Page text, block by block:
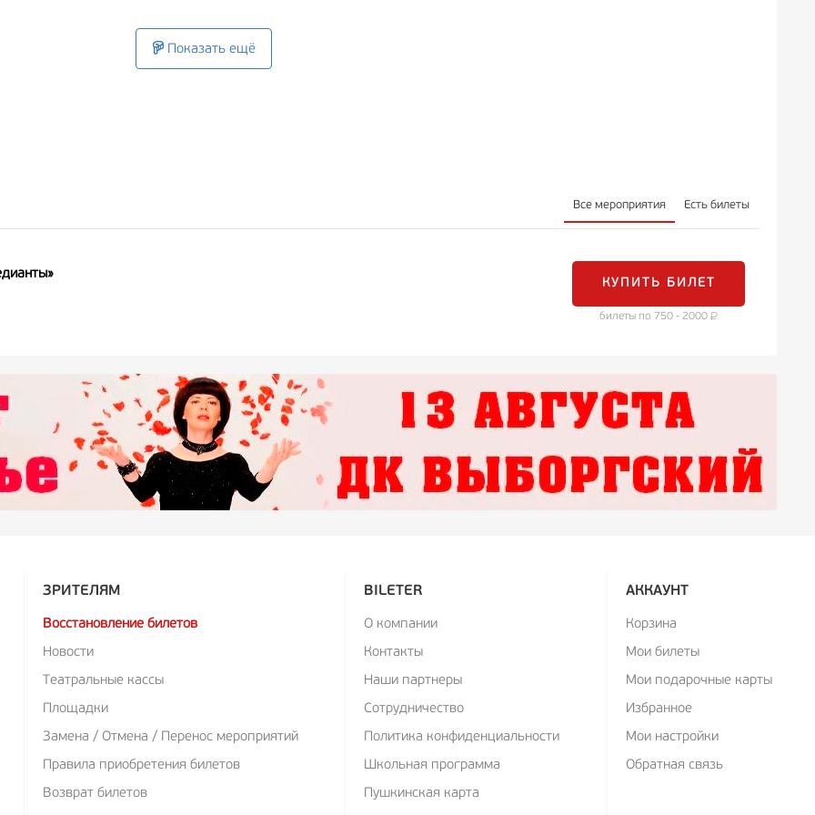
Показать ещё
Все мероприятия Есть билеты
КУПИТЬ БИЛЕТ
билеты по 750 - 2000
ЗРИТЕЛЯМ
Восстановление билетов
Новости
Театральные кассы
Площадки
Замена / Отмена / Перенос мероприятий
Правила приобретения билетов
Возврат билетов
BILETER
О компании
Контакты
Наши партнеры
Сотрудничество
Политика конфиденциальности
Школьная программа
Пушкинская карта
АККАУНТ
Корзина
Мои билеты
Мои подарочные карты
Избранное
Мои настройки
Обратная связь